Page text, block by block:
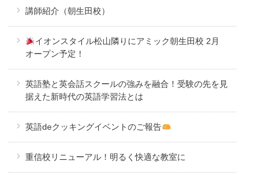
講師紹介（朝生田校）
イオンスタイル松山隣りにアミック朝生田校 2月
オープン予定！
英語塾と英会話スクールの強みを融合！受験の先を見
据えた新時代の英語学習法とは
英語deクッキングイベントのご報告
重信校リニューアル！明るく快適な教室に